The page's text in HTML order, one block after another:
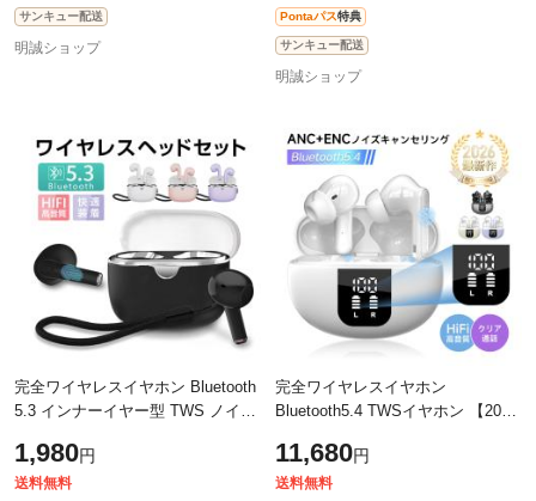
サンキュー配送
明誠ショップ
Pontaパス特典
サンキュー配送
明誠ショップ
完全ワイヤレスイヤホン Bluetooth
5.3 インナーイヤー型 TWS ノイズ
音質 重低音 250mAh充電ケース 【
1,980円
送料無料
完全ワイヤレスイヤホン
Bluetooth5.4 TWSイヤホン 【2026
る 音漏れ抑制 Hi-Fi 高音質 ハンズ
フリー通
11,680円
送料無料